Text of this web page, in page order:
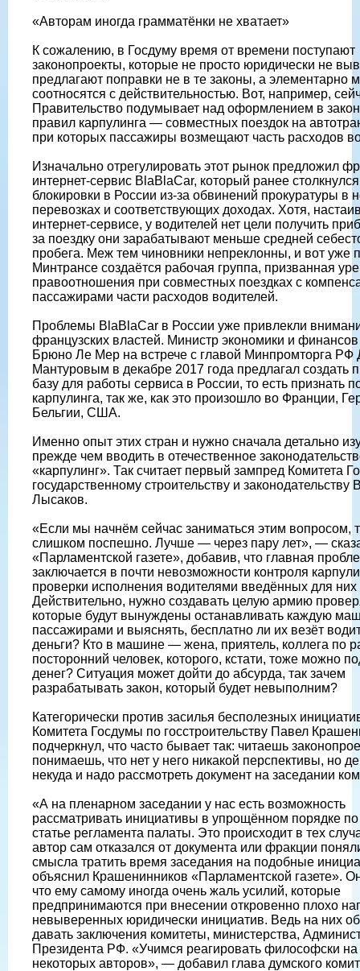
«Авторам иногда грамматёнки не хватает»
К сожалению, в Госдуму время от времени поступают
законопроекты, которые не просто юридически не
предлагают поправки не в те законы, а элементарно
соотносятся с действительностью. Вот, например,
Правительство подумывает над оформлением в
правил карпулинга — совместных поездок на
при которых пассажиры возмещают часть расходов
Изначально отрегулировать этот рынок предложил
интернет-сервис BlaBlaCar, который ранее столкнулся
блокировки в России из-за обвинений прокуратуры в
перевозках и соответствующих доходах. Хотя,
интернет-сервисе, у водителей нет цели получить
за поездку они зарабатывают меньше средней
пробега. Меж тем чиновники непреклонны, и вот уже
Минтрансе создаётся рабочая группа, призванная
правоотношения при совместных поездках с
пассажирами части расходов водителей.
Проблемы BlaBlaCar в России уже привлекли
французских властей. Министр экономики и
Брюно Ле Мер на встрече с главой Минпромторга РФ
Мантуровым в декабре 2017 года предлагал создать
базу для работы сервиса в России, то есть признать
карпулинга, так же, как это произошло во Франции,
Бельгии, США.
Именно опыт этих стран и нужно сначала детально
прежде чем вводить в отечественное
«карпулинг». Так считает первый зампред Комитета
государственному строительству и законодательству
Лысаков.
«Если мы начнём сейчас заниматься этим вопросом,
слишком поспешно. Лучше — через пару лет», —
«Парламентской газете», добавив, что главная
заключается в почти невозможности контроля
проверки исполнения водителями введённых для
Действительно, нужно создавать целую армию
которые будут вынуждены останавливать каждую
пассажирами и выяснять, бесплатно ли их везёт
деньги? Кто в машине — жена, приятель, коллега по
посторонний человек, которого, кстати, тоже можно
денег? Ситуация может дойти до абсурда, так зачем
разрабатывать закон, который будет невыполним?
Категорически против засилья бесполезных
Комитета Госдумы по госстроительству Павел
подчеркнул, что часто бывает так: читаешь
понимаешь, что нет у него никакой перспективы, но
некуда и надо рассмотреть документ на заседании
«А на пленарном заседании у нас есть возможность
рассматривать инициативы в упрощённом порядке
статье регламента палаты. Это происходит в тех
автор сам отказался от документа или фракции
смысла тратить время заседания на подобные
объяснил Крашенинников «Парламентской газете».
что ему самому иногда очень жаль усилий, которые
предпринимаются при внесении откровенно плохо
невыверенных юридически инициатив. Ведь на них
давать заключения комитеты, министерства,
Президента РФ. «Учимся реагировать философски
некоторых авторов», — добавил глава думского